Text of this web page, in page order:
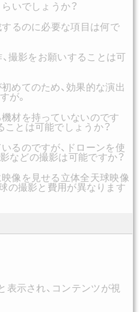
らいでしょうか？
するのに必要な項目は何で
撮影をお願いすることは可
めてのため、効果的な演出
が。
材を持っていないのです
ことは可能でしょうか？
るのですが、ドローンを使
などの撮影は可能ですか？
像を見せる立体全天球映像
球の撮影と費用が異なります
表示され、コンテンツが視